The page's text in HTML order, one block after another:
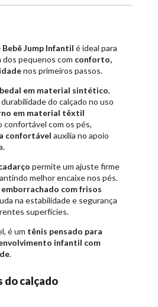
Bebê Jump Infantil é ideal para
dos pequenos com conforto,
nos primeiros passos.
em material sintético,
do calçado no uso
em material têxtil
com os pés,
confortável auxilia no apoio
permite um ajuste firme
melhor encaixe nos pés.
com frisos
na estabilidade e segurança
superfícies.
é um tênis pensado para
infantil com
.
do calçado